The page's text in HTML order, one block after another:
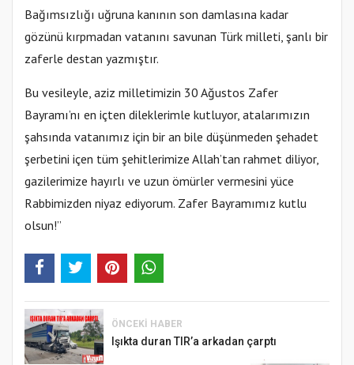
Bağımsızlığı uğruna kanının son damlasına kadar
gözünü kırpmadan vatanını savunan Türk milleti, şanlı bir
zaferle destan yazmıştır.
Bu vesileyle, aziz milletimizin 30 Ağustos Zafer
Bayramı’nı en içten dileklerimle kutluyor, atalarımızın
şahsında vatanımız için bir an bile düşünmeden şehadet
şerbetini içen tüm şehitlerimize Allah’tan rahmet diliyor,
gazilerimize hayırlı ve uzun ömürler vermesini yüce
Rabbimizden niyaz ediyorum. Zafer Bayramımız kutlu
olsun!”
ÖNCEKI HABER
Işıkta duran TIR’a arkadan çarptı